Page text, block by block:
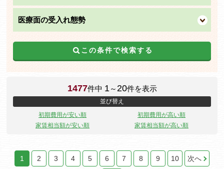
医療面の受入れ態勢
この条件で検索する
1477件中 1 ～ 20件を表示
並び替え
初期費用が安い順
初期費用が高い順
家賃相当額が安い順
家賃相当額が高い順
1 2 3 4 5 6 7 8 9 10 次へ